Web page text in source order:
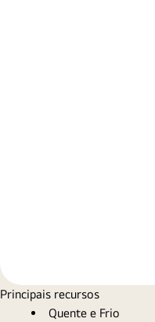
Principais recursos
Quente e Frio